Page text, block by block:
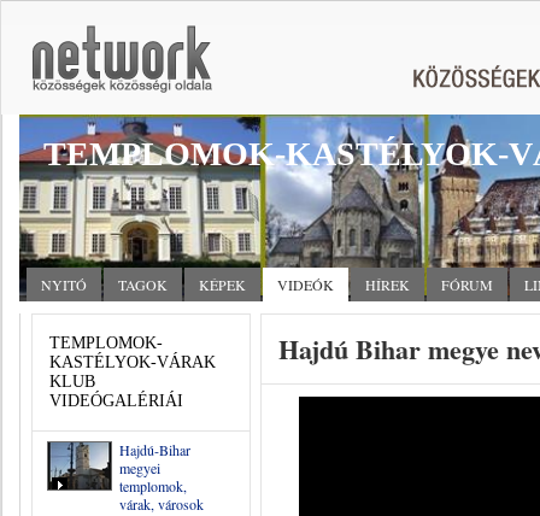
TEMPLOMOK-KASTÉLYOK-
NYITÓ TAGOK KÉPEK VIDEÓK HÍREK FÓRUM
TEMPLOMOK-
KASTÉLYOK-VÁRAK
KLUB
VIDEÓGALÉRIÁI
Hajdú-Bihar
megyei
templomok,
várak, városok
Hajdú Bihar megye